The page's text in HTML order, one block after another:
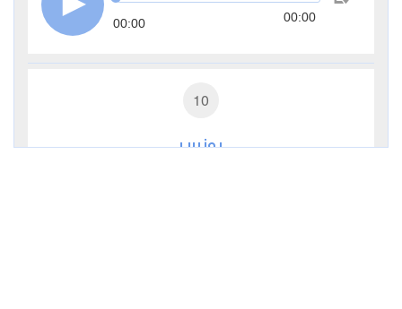
00:00 00:00
10
يونس